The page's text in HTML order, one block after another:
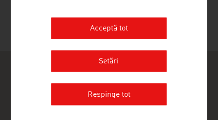
Acceptă tot
Setări
Respinge tot